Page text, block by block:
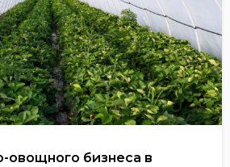
овощного бизнеса в